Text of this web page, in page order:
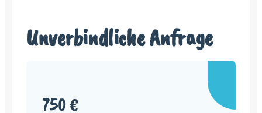
Unverbindliche Anfrage
750 €